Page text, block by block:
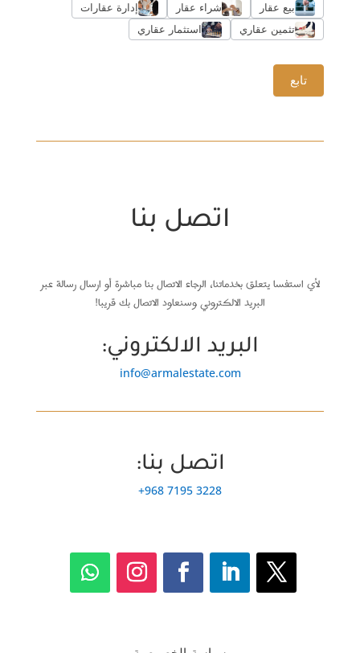
بيع عقار شراء عقار
إدارة عقارات
تثمين عقاري
استثمار عقاري
تابع
اتصل بنا
لأي استفسا يتعلق بخدماتنا، الرجاء الاتصال بنا مباشرة أو ارسال رسالة عبر
البريد الالكتروني وسنعاود الاتصال بك قريبا!
البريد الالكتروني:
info@armalestate.com
اتصل بنا:
+968 7195 3228